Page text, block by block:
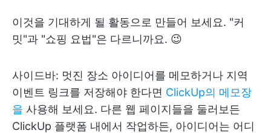
이것을 기대하게 될 활동으로 만들어 보세요. "커
밋"과 "쇼핑 요법"은 다르니까요. 😉
사이드바: 멋진 장소 아이디어를 메모하거나 지역
이벤트 링크를 저장해야 한다면 ClickUp의 메모장
을 사용해 보세요. 다른 웹 페이지들을 둘러보든
ClickUp 플랫폼 내에서 작업하든, 아이디어는 어디